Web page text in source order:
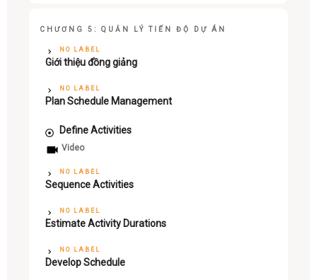
CHƯƠNG 5: QUẢN LÝ TIẾN ĐỘ DỰ ÁN
NO LABEL
Giới thiệu đồng giảng
NO LABEL
Plan Schedule Management
Define Activities
Video
NO LABEL
Sequence Activities
NO LABEL
Estimate Activity Durations
NO LABEL
Develop Schedule